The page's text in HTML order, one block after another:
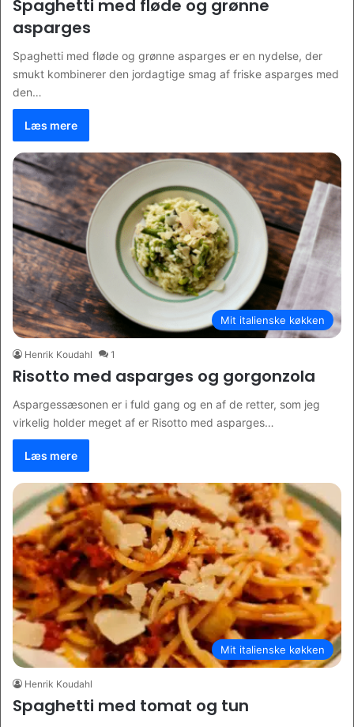
Spaghetti med fløde og grønne
asparges
Spaghetti med fløde og grønne asparges er en nydelse, der
smukt kombinerer den jordagtige smag af friske asparges med
den…
Læs mere
Mit italienske køkken
Henrik Koudahl 1
Risotto med asparges og gorgonzola
Aspargessæsonen er i fuld gang og en af de retter, som jeg
virkelig holder meget af er Risotto med asparges…
Læs mere
Mit italienske køkken
Henrik Koudahl
Spaghetti med tomat og tun